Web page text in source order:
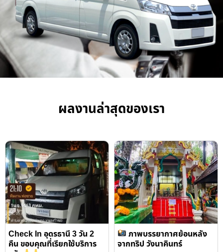
ผลงานล่าสุดของเรา
Check In อุดรธานี 3 วัน 2
คืน ขอบคุณที่เรียกใช้บริการ
ภาพบรรยากาศย้อนหลัง
จากทริป วังนาคินทร์